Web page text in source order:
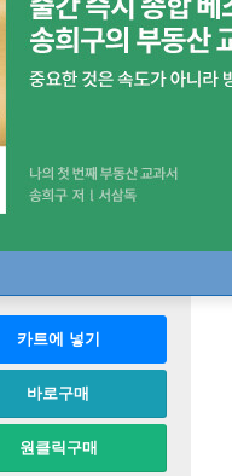
카트에 넣기
바로구매
원클릭구매